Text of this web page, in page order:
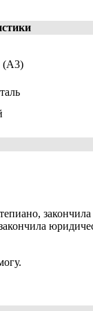
(A3)